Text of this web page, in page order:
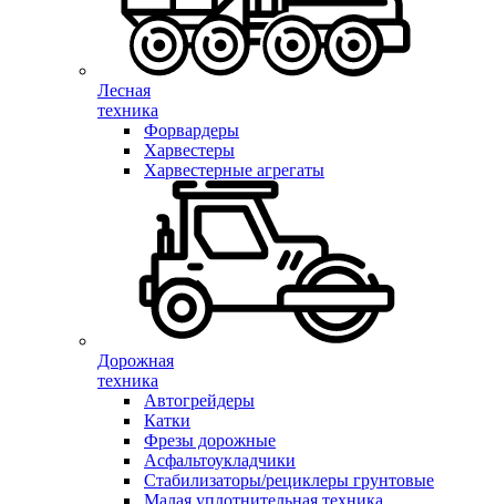
Лесная
техника
Форвардеры
Харвестеры
Харвестерные агрегаты
Дорожная
техника
Автогрейдеры
Катки
Фрезы дорожные
Асфальтоукладчики
Стабилизаторы/рециклеры грунтовые
Малая уплотнительная техника